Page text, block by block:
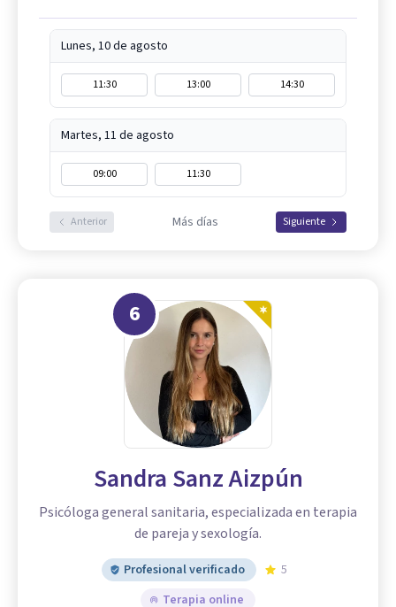
Lunes, 10 de agosto
11:30 13:00 14:30
Martes, 11 de agosto
09:00 11:30
Anterior Más días Siguiente
6
Sandra Sanz Aizpún
Psicóloga general sanitaria, especializada en terapia
de pareja y sexología.
Profesional verificado
5
Terapia online